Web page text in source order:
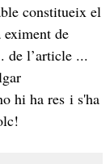
constitueix el
de
de l’article ...
hi ha res i s'ha